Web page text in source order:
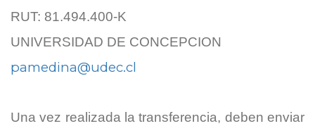
RUT: 81.494.400-K
UNIVERSIDAD DE CONCEPCION
pamedina@udec.cl
Una vez realizada la transferencia, deben enviar